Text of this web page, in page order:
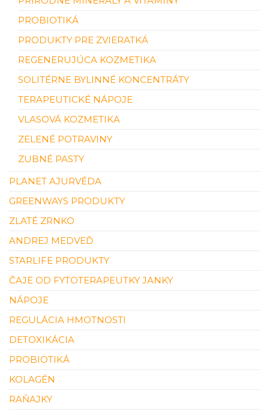
PROBIOTIKÁ
PRODUKTY PRE ZVIERATKÁ
REGENERUJÚCA KOZMETIKA
SOLITÉRNE BYLINNÉ KONCENTRÁTY
TERAPEUTICKÉ NÁPOJE
VLASOVÁ KOZMETIKA
ZELENÉ POTRAVINY
ZUBNÉ PASTY
PLANET AJURVÉDA
GREENWAYS PRODUKTY
ZLATÉ ZRNKO
ANDREJ MEDVEĎ
STARLIFE PRODUKTY
ČAJE OD FYTOTERAPEUTKY JANKY
NÁPOJE
REGULÁCIA HMOTNOSTI
DETOXIKÁCIA
PROBIOTIKÁ
KOLAGÉN
RAŇAJKY